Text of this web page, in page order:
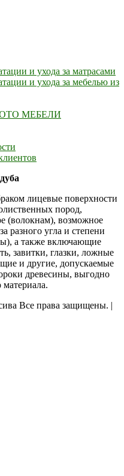
и ухода за матрасами
и ухода за мебелью из
МЕБЕЛИ
лицевые поверхности
пород,
(волокнам), возможное
разного угла и степени
а также включающие
завитки, глазки, ложные
и другие, допускаемые
древесины, выгодно
Все права защищены. |